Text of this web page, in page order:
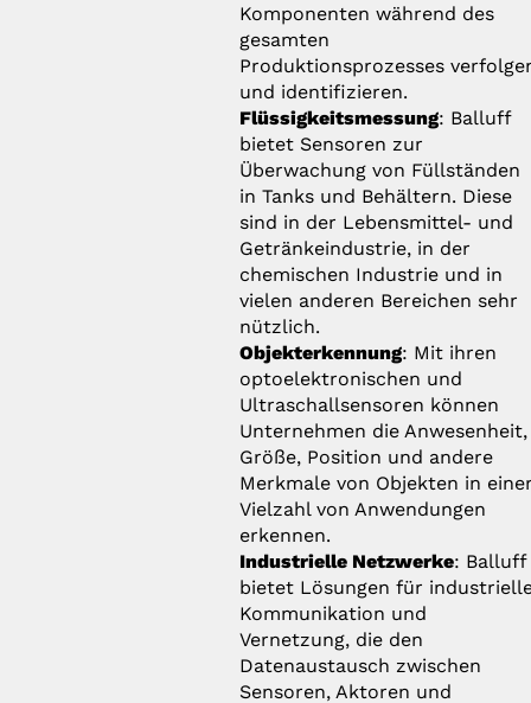
Komponenten während des
gesamten
Produktionsprozesses
und identifizieren.
Flüssigkeitsmessung: Balluff
bietet Sensoren zur
Überwachung von Füllständen
in Tanks und Behältern. Diese
sind in der Lebensmittel- und
Getränkeindustrie, in der
chemischen Industrie und in
vielen anderen Bereichen sehr
nützlich.
Objekterkennung: Mit ihren
optoelektronischen und
Ultraschallsensoren können
Unternehmen die Anwesenheit,
Größe, Position und andere
Merkmale von Objekten in
Vielzahl von Anwendungen
erkennen.
Industrielle Netzwerke: Balluff
bietet Lösungen für
Kommunikation und
Vernetzung, die den
Datenaustausch zwischen
Sensoren, Aktoren und